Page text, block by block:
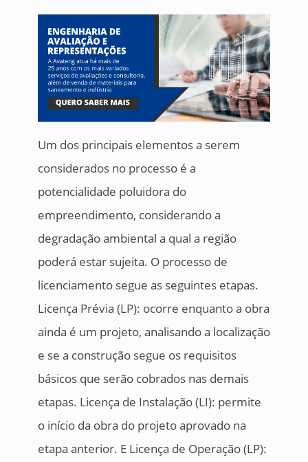
Um dos principais elementos a serem
considerados no processo é a
potencialidade poluidora do
empreendimento, considerando a
degradação ambiental a qual a região
poderá estar sujeita. O processo de
licenciamento segue as seguintes etapas.
Licença Prévia (LP): ocorre enquanto a obra
ainda é um projeto, analisando a localização
e se a construção segue os requisitos
básicos que serão cobrados nas demais
etapas. Licença de Instalação (LI): permite
o início da obra do projeto aprovado na
etapa anterior. E Licença de Operação (LP):